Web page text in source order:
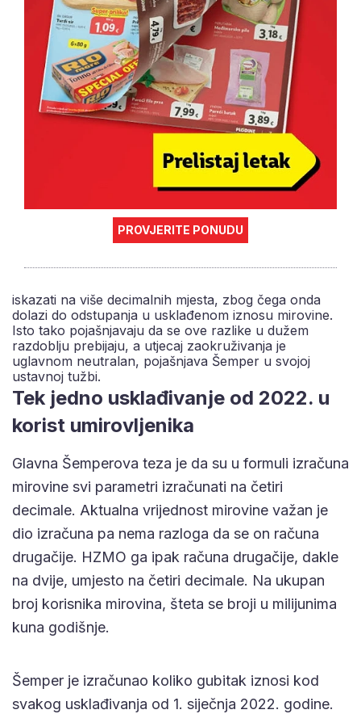
PROVJERITE PONUDU
iskazati na više decimalnih mjesta, zbog čega onda
dolazi do odstupanja u usklađenom iznosu mirovine.
Isto tako pojašnjavaju da se ove razlike u dužem
razdoblju prebijaju, a utjecaj zaokruživanja je
uglavnom neutralan, pojašnjava Šemper u svojoj
ustavnoj tužbi.
Tek jedno usklađivanje od 2022. u
korist umirovljenika
Glavna Šemperova teza je da su u formuli izračuna
mirovine svi parametri izračunati na četiri
decimale. Aktualna vrijednost mirovine važan je
dio izračuna pa nema razloga da se on računa
drugačije. HZMO ga ipak računa drugačije, dakle
na dvije, umjesto na četiri decimale. Na ukupan
broj korisnika mirovina, šteta se broji u milijunima
kuna godišnje.
Šemper je izračunao koliko gubitak iznosi kod
svakog usklađivanja od 1. siječnja 2022. godine.